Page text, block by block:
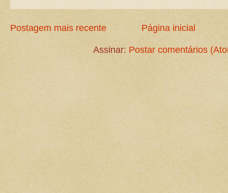
Postagem mais recente Página inicial
Assinar: Postar comentários